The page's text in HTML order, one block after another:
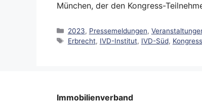
München, der den Kongress-
Kategorien
2023, Pressemeldungen,
Schlagwörter
Erbrecht, IVD-Institut, IVD-Süd, Kongress
Immobilienverband